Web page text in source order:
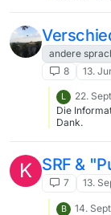
welchem
erkannt,
MVW-
site:https://
dass das
andere
8
13.
L
22.
Die
Dank.
K SRF &
7 13.
B
14.